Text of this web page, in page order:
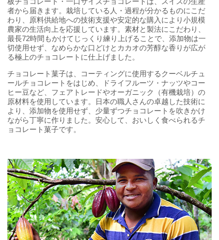
者から届きます。栽培している人・過程が分かるものにこだ
わり、原料供給地への技術支援や安定的な購入により小規模
農家の生活向上を応援しています。素材と製法にこだわり、
最長72時間もかけてじっくり練り上げることで、添加物は一
切使用せず、なめらかな口どけとカカオの芳醇な香りが広が
る極上のチョコレートに仕上げました。
チョコレート菓子は、コーティングに使用するクーベルチュ
ールチョコレートをはじめ、ドライフルーツ・ナッツやコー
ヒー豆など、フェアトレードやオーガニック（有機栽培）の
原材料を使用しています。日本の職人さんの卓越した技術に
より、添加物を使用せず、少量ずつチョコレートを吹きかけ
ながら丁寧に作りました。安心して、おいしく食べられるチ
ョコレート菓子です。